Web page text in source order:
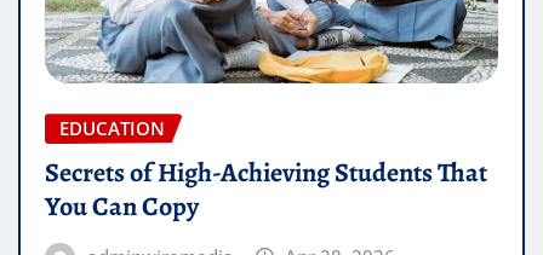
EDUCATION
Secrets of High-Achieving Students That
You Can Copy